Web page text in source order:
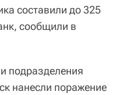
составили до 325
сообщили в
подразделения
нанесли поражение